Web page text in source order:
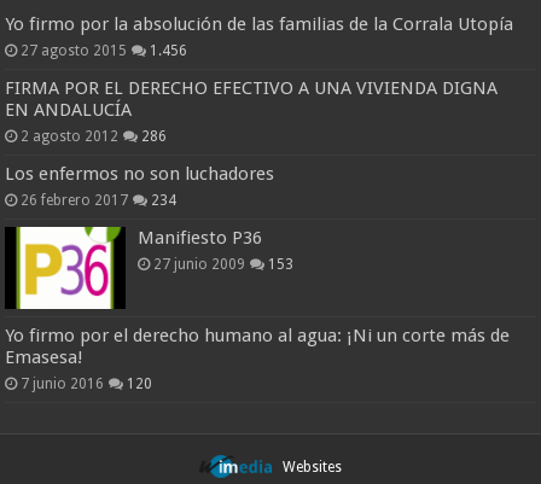
Yo firmo por la absolución de las familias de la Corrala Utopía
27 agosto 2015 1.456
FIRMA POR EL DERECHO EFECTIVO A UNA VIVIENDA DIGNA
EN ANDALUCÍA
2 agosto 2012 286
Los enfermos no son luchadores
26 febrero 2017 234
Manifiesto P36
27 junio 2009 153
Yo firmo por el derecho humano al agua: ¡Ni un corte más de
Emasesa!
7 junio 2016 120
Websites